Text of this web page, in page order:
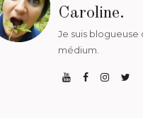
Caroline.
Je suis blogueuse
médium.